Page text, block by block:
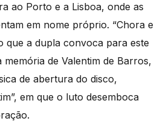
ao Porto e a Lisboa, onde as
em nome próprio. “Chora e
que a dupla convoca para este
de Valentim de Barros,
de abertura do disco,
em que o luto desemboca